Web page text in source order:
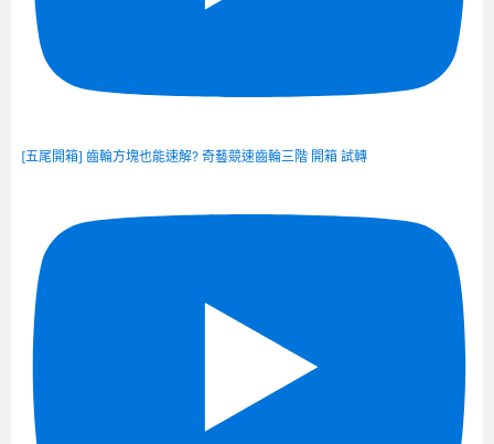
[五尾開箱] 齒輪方塊也能速解? 奇藝競速齒輪三階 開箱 試轉